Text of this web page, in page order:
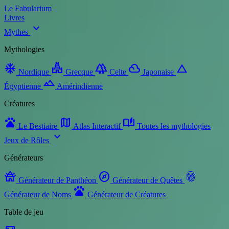
Le Fabularium
Livres
Mythes expand_more
Mythologies
ac_unit Nordique temple_hindu Grecque forest Celte filter_drama Japonaise change_history
Égyptienne landscape Amérindienne
Créatures
pets Le Bestiaire map Atlas Interactif auto_stories Toutes les mythologies
Jeux de Rôles expand_more
Générateurs
temple_buddhist Générateur de Panthéon explore Générateur de Quêtes fingerprint
Générateur de Noms pets Générateur de Créatures
Table de jeu